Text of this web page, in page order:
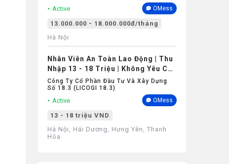
Active OMess
13.000.000 - 18.000.000đ/tháng
Hà Nội
Nhân Viên An Toàn Lao Động | Thu
Nhập 13 - 18 Triệu | Không Yêu Cầu
Kinh Nghiệm
Công Ty Cổ Phần Đầu Tư Và Xây Dựng
Số 18.3 (LICOGI 18.3)
Active OMess
13 - 18 triệu VND
Hà Nội, Hải Dương, Hưng Yên, Thanh
Hóa